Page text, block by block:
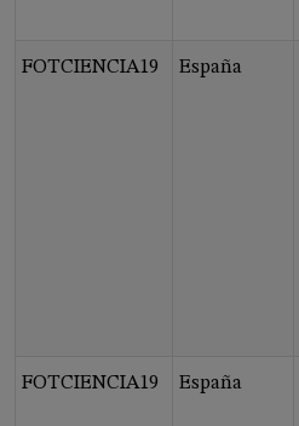
FOTCIENCIA19 España
FOTCIENCIA19 España